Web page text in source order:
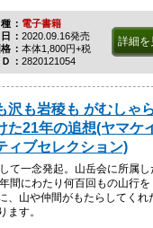
電子書籍
2020.09.16発売
本体1,800円+税
2820121054
詳細を
沢も岩稜も がむしゃ
た21年の追想(ヤマケ
ィブセレクション)
て一念発起。山岳会に所属し
間にわたり何百回もの山行を
、山や仲間がもたらしてくれ
ます。